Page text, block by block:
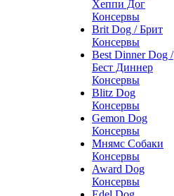
Хеппи Дог
Консервы
Brit Dog / Брит
Консервы
Best Dinner Dog /
Бест Диннер
Консервы
Blitz Dog
Консервы
Gemon Dog
Консервы
Мнямс Собаки
Консервы
Award Dog
Консервы